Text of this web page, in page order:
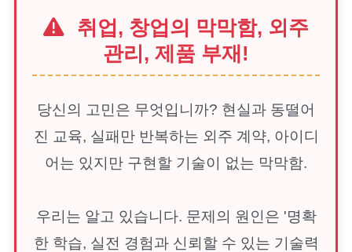
취업, 창업의 막막함, 외주
관리, 제품 부재!
당신의 고민은 무엇입니까? 현실과 동떨어
진 교육, 실패만 반복하는 외주 계약, 아이디
어는 있지만 구현할 기술이 없는 막막함.
우리는 알고 있습니다. 문제의 원인은 '명확
한 학습, 실전 경험과 신뢰할 수 있는 기술력